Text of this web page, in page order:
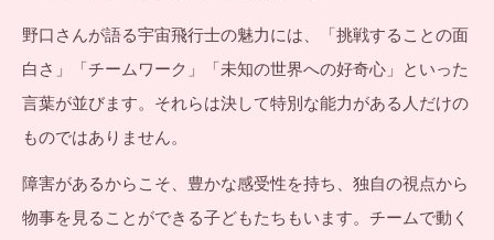
野口さんが語る宇宙飛行士の魅力には、「挑戦することの面
白さ」「チームワーク」「未知の世界への好奇心」といった
言葉が並びます。それらは決して特別な能力がある人だけの
ものではありません。
障害があるからこそ、豊かな感受性を持ち、独自の視点から
物事を見ることができる子どもたちもいます。チームで動く